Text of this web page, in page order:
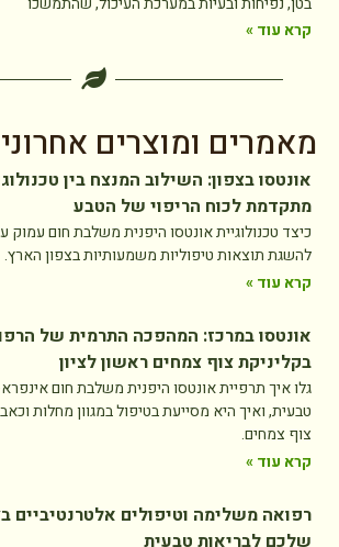
קרא עוד »
מאמרים ומוצרים
אונטסו בצפון: השילוב המנצח בין
מתקדמת לכוח הריפוי של הטבע
כיצד טכנולוגיית אונטסו היפנית משלבת חום
להשגת תוצאות טיפוליות משמעותיות בצפון הארץ.
קרא עוד »
אונטסו במרכז: המהפכה התרמית של
בקליניקת צוף צמחים ראשון לציון
גלו איך תרפיית אונטסו היפנית משלבת חום
טבעית, ואיך היא מסייעת בטיפול במגוון מחלות
צוף צמחים.
קרא עוד »
רפואה משלימה וטיפולים אלטרנטיביים
שלכם לבריאות טבעית